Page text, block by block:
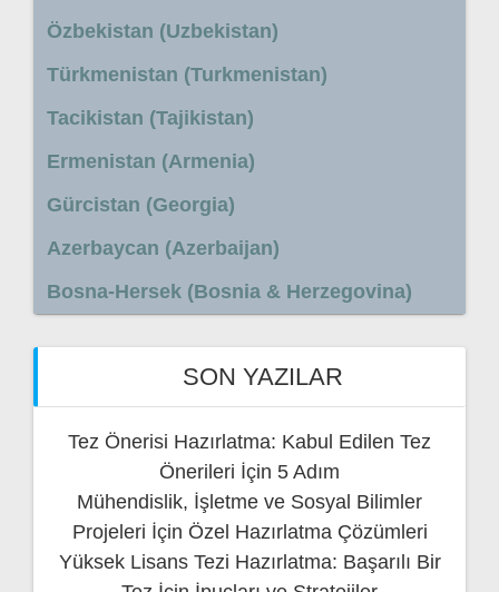
Özbekistan (Uzbekistan)
Türkmenistan (Turkmenistan)
Tacikistan (Tajikistan)
Ermenistan (Armenia)
Gürcistan (Georgia)
Azerbaycan (Azerbaijan)
Bosna-Hersek (Bosnia & Herzegovina)
SON YAZILAR
Tez Önerisi Hazırlatma: Kabul Edilen Tez
Önerileri İçin 5 Adım
Mühendislik, İşletme ve Sosyal Bilimler
Projeleri İçin Özel Hazırlatma Çözümleri
Yüksek Lisans Tezi Hazırlatma: Başarılı Bir